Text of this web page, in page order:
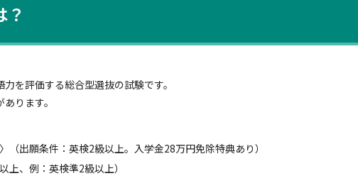
を評価する総合型選抜の試験です。
ります。
（出願条件：英検2級以上。入学金28万円免除特典あり）
上、例：英検準2級以上）